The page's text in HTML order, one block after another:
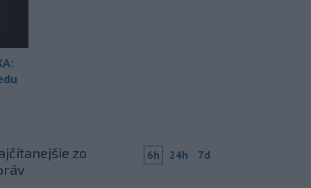
zo
6h 24h 7d